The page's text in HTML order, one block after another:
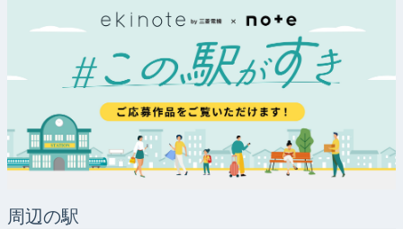
周辺の駅